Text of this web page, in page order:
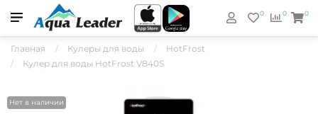
0
0 0
Главная Кулеры для воды
HotFrost
Кулер для воды HotFrost V840S
Нет в наличии